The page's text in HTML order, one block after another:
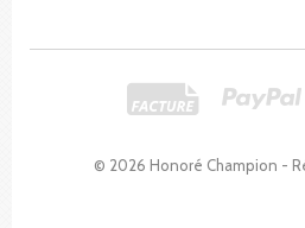
© 2026 Honoré Champion -